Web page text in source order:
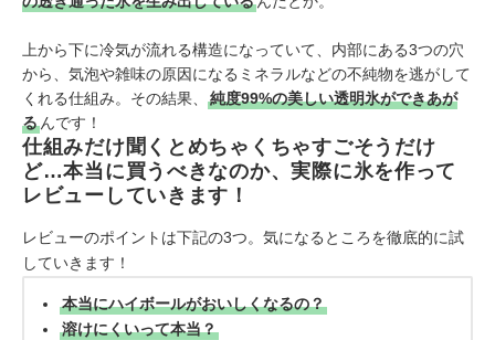
上から下に冷気が流れる構造になっていて、内部にある3つの穴
から、気泡や雑味の原因になるミネラルなどの不純物を逃がして
くれる仕組み。その結果、
純度99%の美しい透明氷ができあが
る んです！
仕組みだけ聞くとめちゃくちゃすごそうだけ
ど…本当に買うべきなのか、実際に氷を作って
レビューしていきます！
レビューのポイントは下記の3つ。気になるところを徹底的に試
していきます！
本当にハイボールがおいしくなるの？
溶けにくいって本当？